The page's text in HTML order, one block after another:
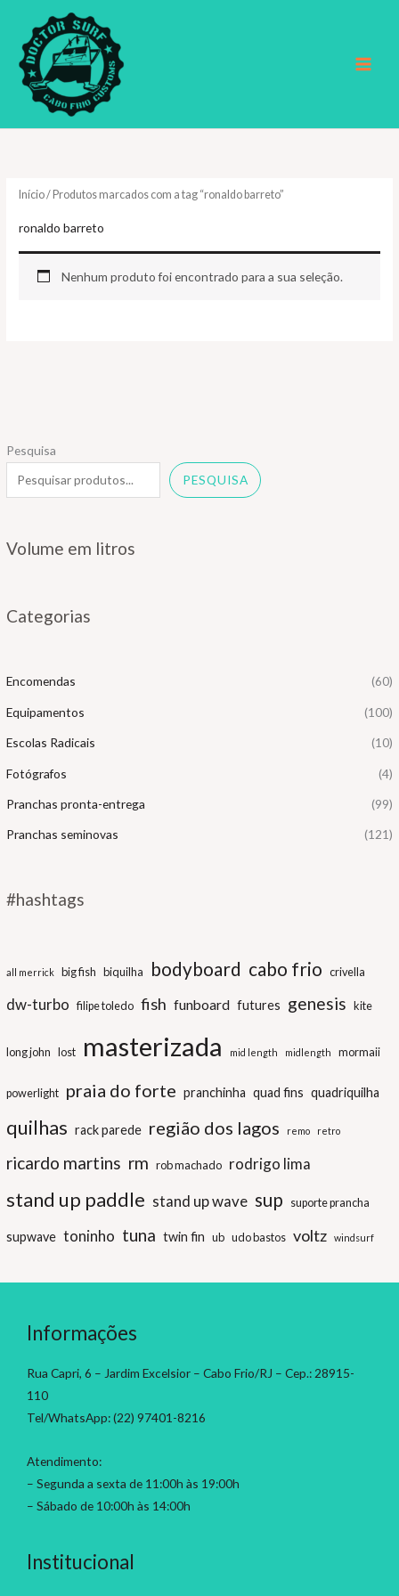
conteúdo
Pesquisa
PESQUISA
Volume em litros
Categorias
Encomendas (60)
Equipamentos (100)
Escolas Radicais (10)
Fotógrafos (4)
Pranchas pronta-entrega (99)
Pranchas seminovas (121)
#hashtags
all merrick big fish biquilha bodyboard cabo frio crivella
dw-turbo filipe toledo fish funboard futures genesis kite
long john lost masterizada mid length midlength mormaii
powerlight praia do forte pranchinha quad fins quadriquilha
quilhas rack parede região dos lagos remo retro
ricardo martins rm rob machado rodrigo lima
stand up paddle stand up wave sup suporte prancha
supwave toninho tuna twin fin ub udo bastos voltz windsurf
Início/ Produtos marcados com a tag “ronaldo barreto”
ronaldo barreto
Nenhum produto foi encontrado para a sua seleção.
Informações
Rua Capri, 6 – Jardim Excelsior – Cabo Frio/RJ – Cep.: 28915-
110
Tel/WhatsApp: (22) 97401-8216
Atendimento:
– Segunda a sexta de 11:00h às 19:00h
– Sábado de 10:00h às 14:00h
Institucional